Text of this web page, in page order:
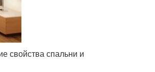
свойства спальни и